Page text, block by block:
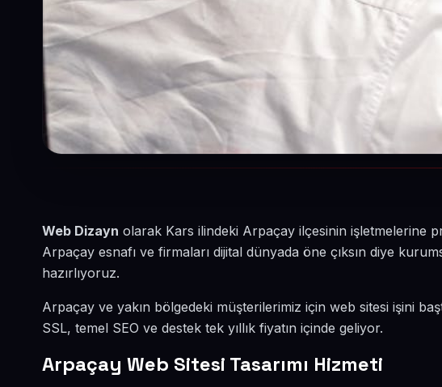
Web Dizayn olarak Kars ilindeki Arpaçay ilçesinin işletmelerine
Arpaçay esnafı ve firmaları dijital dünyada öne çıksın diye
hazırlıyoruz.
Arpaçay ve yakın bölgedeki müşterilerimiz için web sitesi işini
SSL, temel SEO ve destek tek yıllık fiyatın içinde geliyor.
Arpaçay Web Sitesi Tasarımı Hizmeti